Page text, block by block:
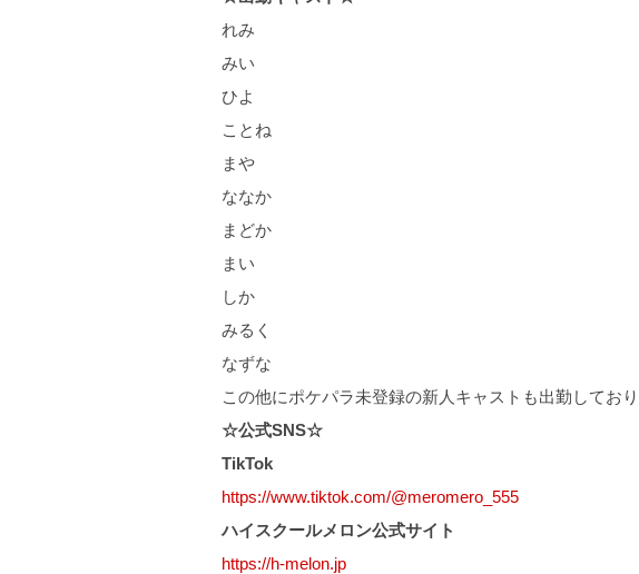
れみ
みい
ひよ
ことね
まや
ななか
まどか
まい
しか
みるく
なずな
この他にポケパラ未登録の新人キャストも出勤しており
☆公式SNS☆
TikTok
https://www.tiktok.com/@meromero_555
ハイスクールメロン公式サイト
https://h-melon.jp